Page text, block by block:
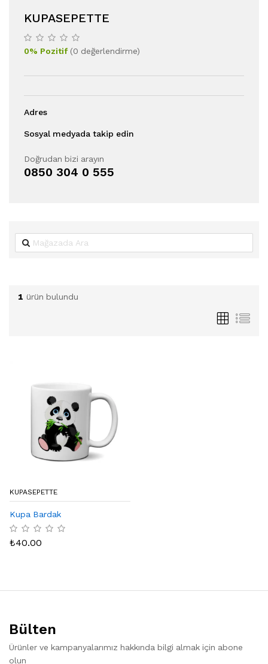
KUPASEPETTE
0% Pozitif(0 değerlendirme)
Adres
Sosyal medyada takip edin
Doğrudan bizi arayın
0850 304 0 555
1 ürün bulundu
KUPASEPETTE
Kupa Bardak
₺40.00
Bülten
Ürünler ve kampanyalarımız hakkında bilgi almak için abone
olun